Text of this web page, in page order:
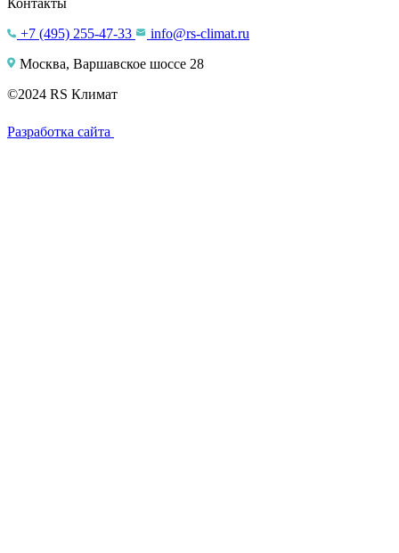
Контакты
+7 (495) 255-47-33
info@rs-climat.ru
Москва, Варшавское шоссе 28
©2024 RS Климат
Разработка сайта